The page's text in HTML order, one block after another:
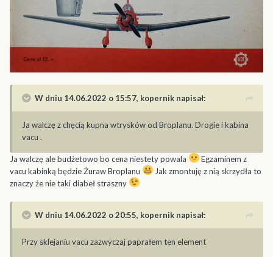
W dniu 14.06.2022 o 15:57, kopernik napisał:
Ja walczę z chęcią kupna wtrysków od Broplanu. Drogie i kabina
vacu .
Ja walczę ale budżetowo bo cena niestety powala
Egzaminem z
vacu kabinką będzie Żuraw Broplanu
Jak zmontuję z nią skrzydła to
znaczy że nie taki diabeł straszny
W dniu 14.06.2022 o 20:55, kopernik napisał:
Przy sklejaniu vacu zazwyczaj paprałem ten element